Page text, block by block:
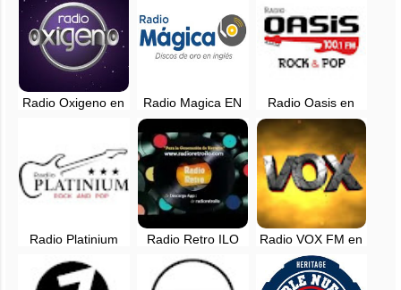
Radio Oxigeno en
Radio Magica EN
VIVO - 88.3 FM -
Lima, Perú
Radio Oasis en
vivo - 100.1 FM -
Lima, Perú
Radio Platinium
vivo - Tarapoto,
San Martin
Radio Retro ILO
Radio VOX FM en
vivo - Arequipa,
Perú